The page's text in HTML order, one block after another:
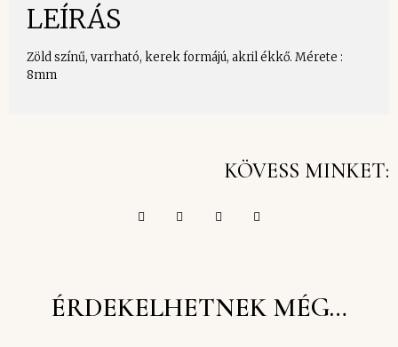
LEÍRÁS
Zöld színű, varrható, kerek formájú, akril ékkő. Mérete :
8mm
KÖVESS MINKET:
ÉRDEKELHETNEK MÉG…